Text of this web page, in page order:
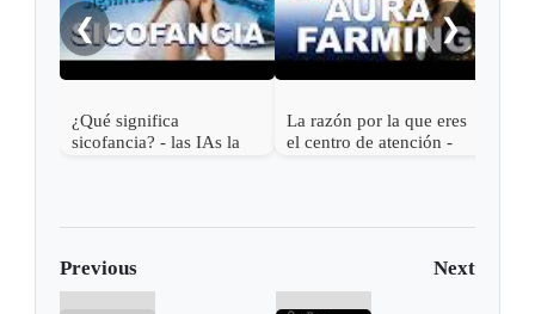
❮
¿Qué significa
sicofancia? - las IAs la
La razón por la que eres
el centro de atención -
❯
Previous Next